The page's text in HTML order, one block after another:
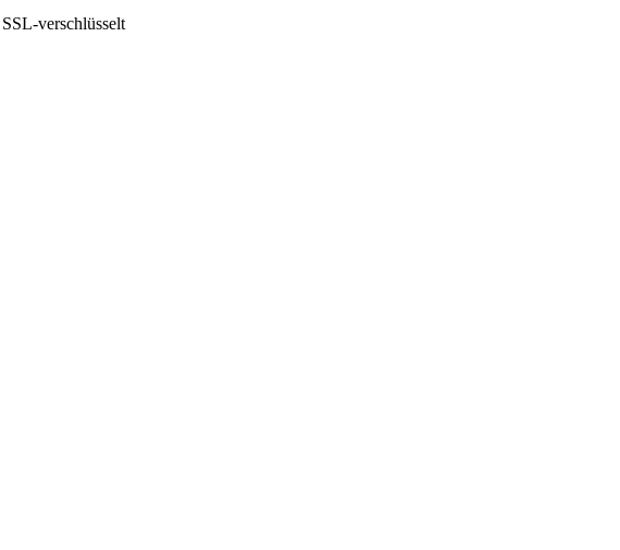
SSL-verschlüsselt